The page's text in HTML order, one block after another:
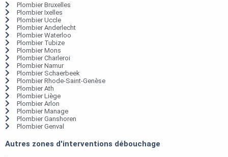
Plombier Bruxelles
Plombier Ixelles
Plombier Uccle
Plombier Anderlecht
Plombier Waterloo
Plombier Tubize
Plombier Mons
Plombier Charleroi
Plombier Namur
Plombier Schaerbeek
Plombier Rhode-Saint-Genèse
Plombier Ath
Plombier Liège
Plombier Arlon
Plombier Manage
Plombier Ganshoren
Plombier Genval
Autres zones d'interventions débouchage